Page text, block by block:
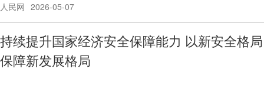
人民网 2026-05-07
持续提升国家经济安全保障能力 以新安全格局
保障新发展格局